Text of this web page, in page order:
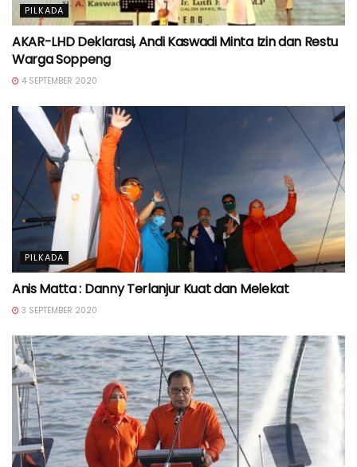
PILKADA
AKAR-LHD Deklarasi, Andi Kaswadi Minta Izin dan Restu
Warga Soppeng
4 SEPTEMBER 2020
PILKADA
Anis Matta : Danny Terlanjur Kuat dan Melekat
3 SEPTEMBER 2020